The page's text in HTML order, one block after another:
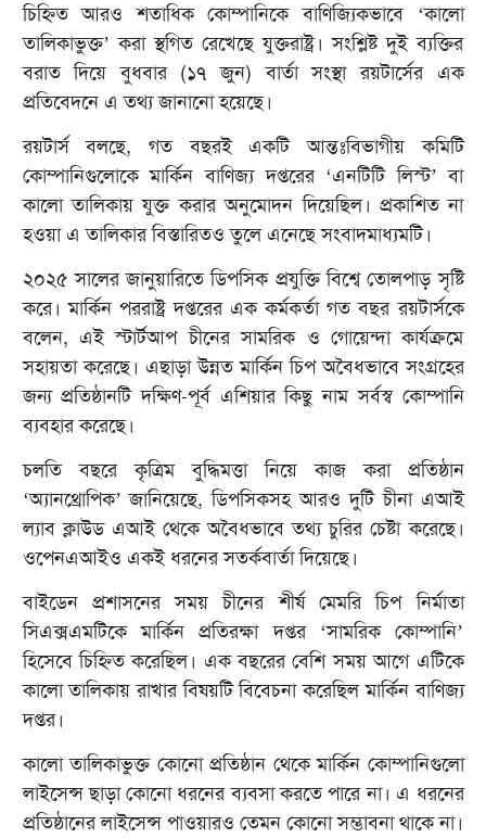
চিহ্নিত আরও শতাধিক কোম্পানিকে বাণিজ্যিকভাবে ‘কালো
তালিকাভুক্ত’ করা স্থগিত রেখেছে যুক্তরাষ্ট্র। সংশ্লিষ্ট দুই ব্যক্তির
বরাত দিয়ে বুধবার (১৭ জুন) বার্তা সংস্থা রয়টার্সের এক
প্রতিবেদনে এ তথ্য জানানো হয়েছে।
রয়টার্স বলছে, গত বছরই একটি আন্তঃবিভাগীয় কমিটি
কোম্পানিগুলোকে মার্কিন বাণিজ্য দপ্তরের ‘এনটিটি লিস্ট’ বা
কালো তালিকায় যুক্ত করার অনুমোদন দিয়েছিল। প্রকাশিত না
হওয়া এ তালিকার বিস্তারিতও তুলে এনেছে সংবাদমাধ্যমটি।
২০২৫ সালের জানুয়ারিতে ডিপসিক প্রযুক্তি বিশ্বে তোলপাড় সৃষ্টি
করে। মার্কিন পররাষ্ট্র দপ্তরের এক কর্মকর্তা গত বছর রয়টার্সকে
বলেন, এই স্টার্টআপ চীনের সামরিক ও গোয়েন্দা কার্যক্রমে
সহায়তা করেছে। এছাড়া উন্নত মার্কিন চিপ অবৈধভাবে সংগ্রহের
জন্য প্রতিষ্ঠানটি দক্ষিণ-পূর্ব এশিয়ার কিছু নাম সর্বস্ব কোম্পানি
ব্যবহার করেছে।
চলতি বছরে কৃত্রিম বুদ্ধিমত্তা নিয়ে কাজ করা প্রতিষ্ঠান
‘অ্যানথ্রোপিক’ জানিয়েছে, ডিপসিকসহ আরও দুটি চীনা এআই
ল্যাব ক্লাউড এআই থেকে অবৈধভাবে তথ্য চুরির চেষ্টা করেছে।
ওপেনএআইও একই ধরনের সতর্কবার্তা দিয়েছে।
বাইডেন প্রশাসনের সময় চীনের শীর্ষ মেমরি চিপ নির্মাতা
সিএক্সএমটিকে মার্কিন প্রতিরক্ষা দপ্তর ‘সামরিক কোম্পানি’
হিসেবে চিহ্নিত করেছিল। এক বছরের বেশি সময় আগে এটিকে
কালো তালিকায় রাখার বিষয়টি বিবেচনা করেছিল মার্কিন বাণিজ্য
দপ্তর।
কালো তালিকাভুক্ত কোনো প্রতিষ্ঠান থেকে মার্কিন কোম্পানিগুলো
লাইসেন্স ছাড়া কোনো ধরনের ব্যবসা করতে পারে না। এ ধরনের
প্রতিষ্ঠানের লাইসেন্স পাওয়ারও তেমন কোনো সম্ভাবনা থাকে না।